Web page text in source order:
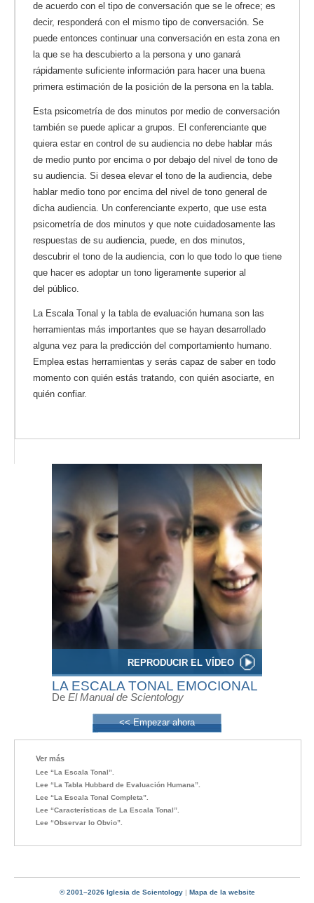
REPRODUCIR EL VÍDEO
LA ESCALA TONAL EMOCIONAL
De El Manual de Scientology
<< Empezar ahora
de acuerdo con el tipo de conversación que se le ofrece; es
decir, responderá con el mismo tipo de conversación. Se
puede entonces continuar una conversación en esta zona en
la que se ha descubierto a la persona y uno ganará
rápidamente suficiente información para hacer una buena
primera estimación de la posición de la persona en la tabla.
Esta psicometría de dos minutos por medio de conversación
también se puede aplicar a grupos. El conferenciante que
quiera estar en control de su audiencia no debe hablar más
de medio punto por encima o por debajo del nivel de tono de
su audiencia. Si desea elevar el tono de la audiencia, debe
hablar medio tono por encima del nivel de tono general de
dicha audiencia. Un conferenciante experto, que use esta
psicometría de dos minutos y que note cuidadosamente las
respuestas de su audiencia, puede, en dos minutos,
descubrir el tono de la audiencia, con lo que todo lo que tiene
que hacer es adoptar un tono ligeramente superior al
del público.
La Escala Tonal y la tabla de evaluación humana son las
herramientas más importantes que se hayan desarrollado
alguna vez para la predicción del comportamiento humano.
Emplea estas herramientas y serás capaz de saber en todo
momento con quién estás tratando, con quién asociarte, en
quién confiar.
Ver más
Lee “La Escala Tonal”.
Lee “La Tabla Hubbard de Evaluación Humana”.
Lee “La Escala Tonal Completa”.
Lee “Características de La Escala Tonal”.
Lee “Observar lo Obvio”.
© 2001–2026 Iglesia de Scientology| Mapa de la website